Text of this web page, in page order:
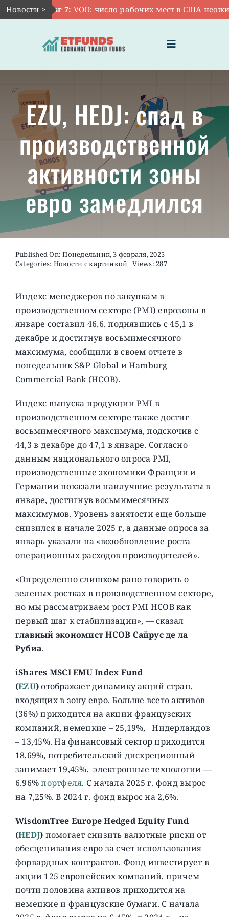
Skip
to
Новости >Авг 7:VOO: число рабочих мест в США
Toggle
Navigation
ГЛАВНАЯ
ЧТО ТАКОЕ ETF
ИНВЕСТИЦИИ В ETF
ТЕМАТИЧЕСКИЕ ETF
АКТУАЛЬНЫЕ
О ПРОЕКТЕ
EZU, HEDJ: спад в
производственной
активности зоны
евро замедлился
Published On: Понедельник, 3 февраля, 2025
Categories: Новости с картинкой Views: 287
Индекс менеджеров по закупкам в
производственном секторе (PMI) еврозоны в
январе составил 46,6, поднявшись с 45,1 в
декабре и достигнув восьмимесячного
максимума, сообщили в своем отчете в
понедельник S&P Global и Hamburg
Commercial Bank (HCOB).
Индекс выпуска продукции PMI в
производственном секторе также достиг
восьмимесячного максимума, подскочив с
44,3 в декабре до 47,1 в январе. Согласно
данным национального опроса PMI,
производственные экономики Франции и
Германии показали наилучшие результаты в
январе, достигнув восьмимесячных
максимумов. Уровень занятости еще больше
снизился в начале 2025 г, а данные опроса за
январь указали на «возобновление роста
операционных расходов производителей».
«Определенно слишком рано говорить о
зеленых ростках в производственном секторе,
но мы рассматриваем рост PMI HCOB как
первый шаг к стабилизации», — сказал
главный экономист HCOB Сайрус де ла
Рубиа.
iShares MSCI EMU Index Fund
(EZU)отображает динамику акций стран,
входящих в зону евро. Больше всего активов
(36%) приходится на акции французских
компаний, немецкие – 25,19%, Нидерландов
– 13,45%. На финансовый сектор приходится
18,69%, потребительский дискреционный
занимает 19,45%, электронные технологии —
6,96%портфеля. С начала 2025 г. фонд вырос
на 7,25%. В 2024 г. фонд вырос на 2,6%.
WisdomTree Europe Hedged Equity Fund
(HEDJ) помогает снизить валютные риски от
обесценивания евро за счет использования
форвардных контрактов. Фонд инвестирует в
акции 125 европейских компаний, причем
почти половина активов приходится на
немецкие и французские бумаги. C начала